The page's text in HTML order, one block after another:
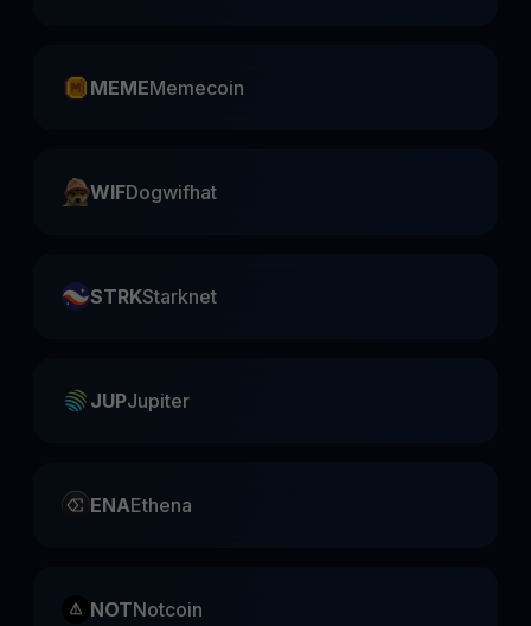
MEMEMemecoin
WIFDogwifhat
STRKStarknet
JUPJupiter
ENAEthena
NOTNotcoin